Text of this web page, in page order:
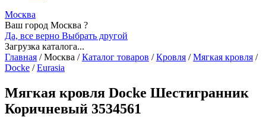
Москва
Ваш город Москва ?
Да, все верно Выбрать другой
Загрузка каталога...
Главная /Москва / Каталог товаров / Кровля / Мягкая кровля /
Docke / Eurasia
Мягкая кровля Docke Шестигранник
Коричневый 3534561